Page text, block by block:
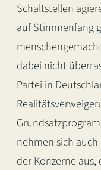
Schaltstellen
auf Stimmenfang
dabei nicht
Partei in
nehmen sich
der Konzerne